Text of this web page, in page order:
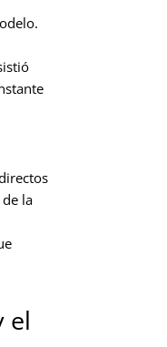
la
el